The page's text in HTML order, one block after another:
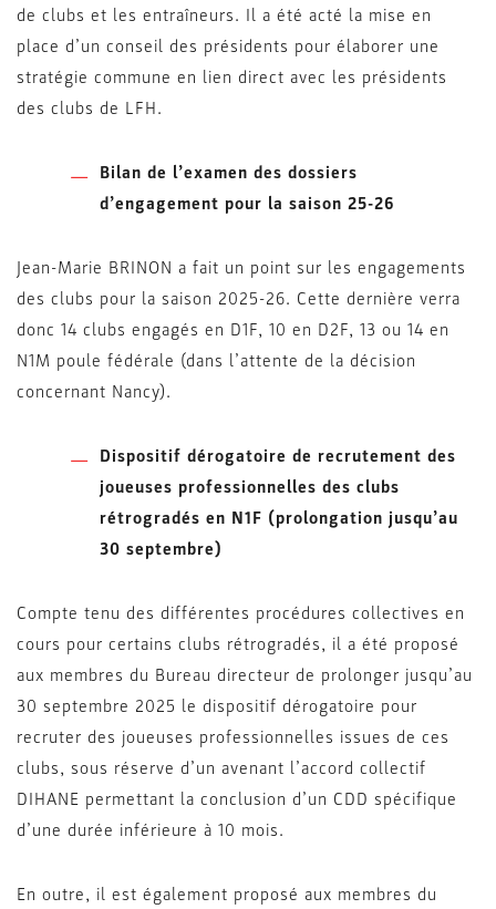
de clubs et les entraîneurs. Il a été acté la mise en
place d’un conseil des présidents pour élaborer une
stratégie commune en lien direct avec les présidents
des clubs de LFH.
Bilan de l’examen des dossiers
d’engagement pour la saison 25-26
Jean-Marie BRINON a fait un point sur les engagements
des clubs pour la saison 2025-26. Cette dernière verra
donc 14 clubs engagés en D1F, 10 en D2F, 13 ou 14 en
N1M poule fédérale (dans l’attente de la décision
concernant Nancy).
Dispositif dérogatoire de recrutement des
joueuses professionnelles des clubs
rétrogradés en N1F (prolongation jusqu’au
30 septembre)
Compte tenu des différentes procédures collectives en
cours pour certains clubs rétrogradés, il a été proposé
aux membres du Bureau directeur de prolonger jusqu’au
30 septembre 2025 le dispositif dérogatoire pour
recruter des joueuses professionnelles issues de ces
clubs, sous réserve d’un avenant l’accord collectif
DIHANE permettant la conclusion d’un CDD spécifique
d’une durée inférieure à 10 mois.
En outre, il est également proposé aux membres du